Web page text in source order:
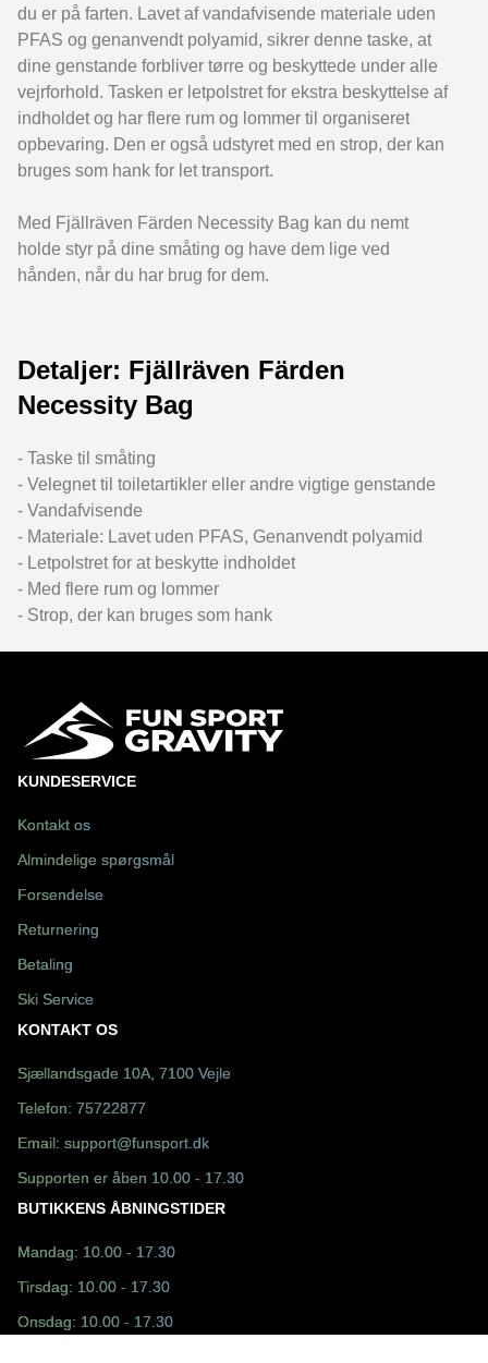
du er på farten. Lavet af vandafvisende materiale uden
PFAS og genanvendt polyamid, sikrer denne taske, at
dine genstande forbliver tørre og beskyttede under alle
vejrforhold. Tasken er letpolstret for ekstra beskyttelse af
indholdet og har flere rum og lommer til organiseret
opbevaring. Den er også udstyret med en strop, der kan
bruges som hank for let transport.
Med Fjällräven Färden Necessity Bag kan du nemt
holde styr på dine småting og have dem lige ved
hånden, når du har brug for dem.
Detaljer: Fjällräven Färden
Necessity Bag
- Taske til småting
- Velegnet til toiletartikler eller andre vigtige genstande
- Vandafvisende
- Materiale: Lavet uden PFAS, Genanvendt polyamid
- Letpolstret for at beskytte indholdet
- Med flere rum og lommer
- Strop, der kan bruges som hank
KUNDESERVICE
Kontakt os
Almindelige spørgsmål
Forsendelse
Returnering
Betaling
Ski Service
KONTAKT OS
Sjællandsgade 10A, 7100 Vejle
Telefon: 75722877
Email: support@funsport.dk
Supporten er åben 10.00 - 17.30
BUTIKKENS ÅBNINGSTIDER
Mandag: 10.00 - 17.30
Tirsdag: 10.00 - 17.30
Onsdag: 10.00 - 17.30